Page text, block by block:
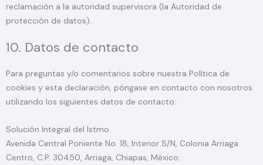
reclamación a la autoridad supervisora (la Autoridad de
protección de datos).
10. Datos de contacto
Para preguntas y/o comentarios sobre nuestra Política de
cookies y esta declaración, póngase en contacto con nosotros
utilizando los siguientes datos de contacto:
Solución Integral del Istmo
Avenida Central Poniente No. 18, Interior S/N, Colonia Arriaga
Centro, C.P. 30450, Arriaga, Chiapas, México.